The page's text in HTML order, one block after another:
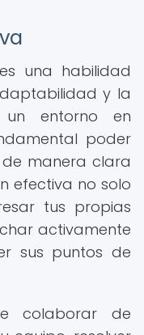
una habilidad
y la
entorno en
poder
de manera clara
efectiva no solo
tus propias
activamente
sus puntos de
colaborar de